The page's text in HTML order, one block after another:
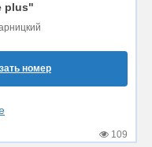
plus"
номер
109